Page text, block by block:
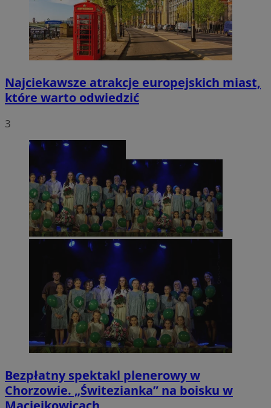
Najciekawsze atrakcje europejskich miast,
które warto odwiedzić
3
Bezpłatny spektakl plenerowy w
Chorzowie. „Świtezianka” na boisku w